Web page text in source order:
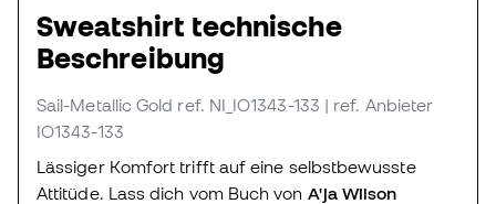
Sweatshirt technische
Beschreibung
Sail-Metallic Gold ref. NI_IO1343-133 | ref. Anbieter
IO1343-133
Lässiger Komfort trifft auf eine selbstbewusste
Attitüde. Lass dich vom Buch von A'ja Wilson